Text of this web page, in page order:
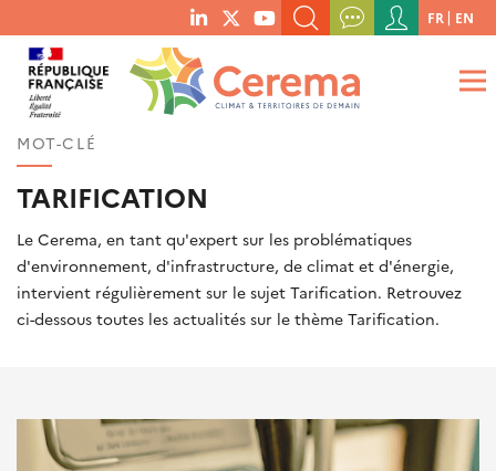
menu
social
links
RECHERCHER UN MOT-CLÉ, UNE PUBLICATION, ETC.
QUE RECHERCHEZ-VOUS ?
Menu
du
compte
de
FR EN
MOT-CLÉ
TARIFICATION
Le Cerema, en tant qu'expert sur les problématiques
d'environnement, d'infrastructure, de climat et d'énergie,
intervient régulièrement sur le sujet Tarification. Retrouvez
ci-dessous toutes les actualités sur le thème Tarification.